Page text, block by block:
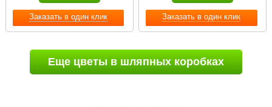
Заказать в один клик Заказать в один клик
Еще цветы в шляпных коробках